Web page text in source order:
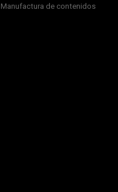
de contenidos